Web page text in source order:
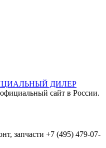
сайт в России.
запчасти +7 (495) 479-07-